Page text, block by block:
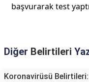
başvurarak test
Diğer Belirtileri
Koronavirüsü Belirtileri: